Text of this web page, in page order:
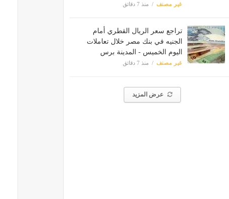
غير مصنف منذ 7 دقائق
تراجع سعر الريال القطري أمام
الجنيه في بنك مصر خلال تعاملات
اليوم الخميس - المدينة برس
غير مصنف منذ 7 دقائق
عرض المزيد